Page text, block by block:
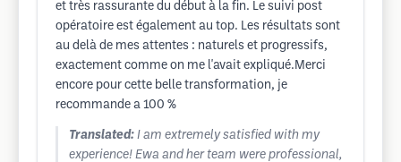
et très rassurante du début à la fin. Le suivi post
opératoire est également au top. Les résultats sont
au delà de mes attentes : naturels et progressifs,
exactement comme on me l'avait expliqué.Merci
encore pour cette belle transformation, je
recommande a 100 %
Translated: I am extremely satisfied with my
experience! Ewa and her team were professional,